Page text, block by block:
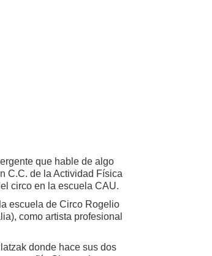
que hable de algo
C.C. de la Actividad Física
circo en la escuela CAU.
escuela de Circo Rogelio
como artista profesional
donde hace sus dos